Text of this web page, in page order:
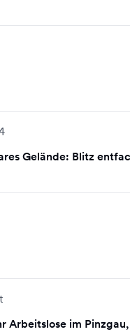
Gelände: Blitz
Arbeitslose im